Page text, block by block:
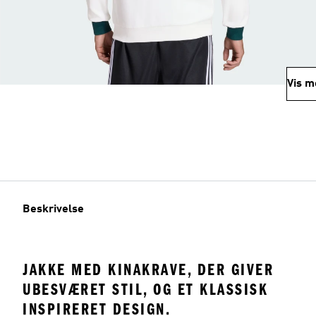
Vis
Beskrivelse
JAKKE MED KINAKRAVE, DER GIVER
UBESVÆRET STIL, OG ET KLASSISK
INSPIRERET DESIGN.